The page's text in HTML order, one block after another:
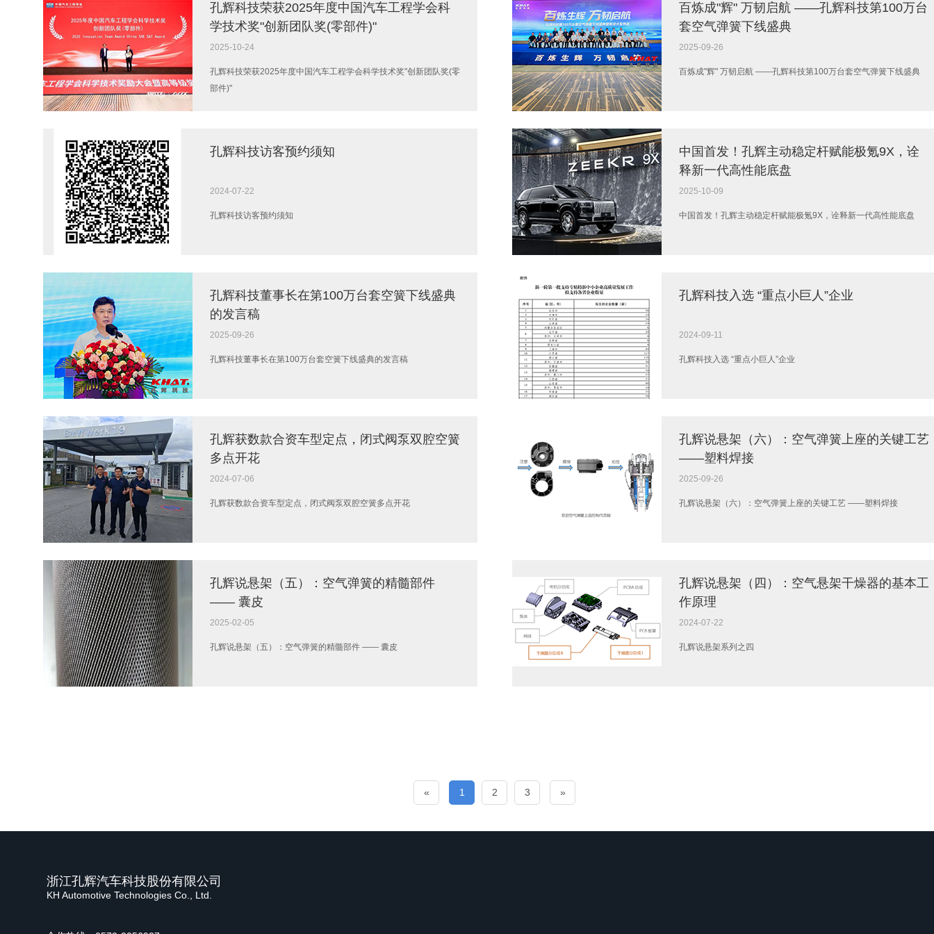
孔辉科技荣获2025年度中国汽车工程学会科
学技术奖"创新团队奖(零部件)"
2025-10-24
孔辉科技荣获2025年度中国汽车工程学会科学技术奖"创新团队奖(零
部件)"
百炼成"辉" 万韧启航 ——孔辉科技第100万台
套空气弹簧下线盛典
2025-09-26
百炼成"辉" 万韧启航 ——孔辉科技第100万台套空气弹簧下线盛典
孔辉科技访客预约须知
2024-07-22
孔辉科技访客预约须知
中国首发！孔辉主动稳定杆赋能极氪9X，诠
释新一代高性能底盘
2025-10-09
中国首发！孔辉主动稳定杆赋能极氪9X，诠释新一代高性能底盘
孔辉科技董事长在第100万台套空簧下线盛典
的发言稿
2025-09-26
孔辉科技董事长在第100万台套空簧下线盛典的发言稿
孔辉科技入选 “重点小巨人”企业
2024-09-11
孔辉科技入选 “重点小巨人”企业
孔辉获数款合资车型定点，闭式阀泵双腔空簧
多点开花
2024-07-06
孔辉获数款合资车型定点，闭式阀泵双腔空簧多点开花
孔辉说悬架（六）：空气弹簧上座的关键工艺
——塑料焊接
2025-09-26
孔辉说悬架（六）：空气弹簧上座的关键工艺 ——塑料焊接
孔辉说悬架（五）：空气弹簧的精髓部件
—— 囊皮
2025-02-05
孔辉说悬架（五）：空气弹簧的精髓部件 —— 囊皮
孔辉说悬架（四）：空气悬架干燥器的基本工
作原理
2024-07-22
孔辉说悬架系列之四
« 1 2 3 »
浙江孔辉汽车科技股份有限公司
KH Automotive Technologies Co., Ltd.